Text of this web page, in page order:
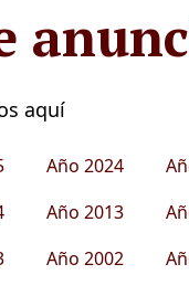
aquí
Año 2024
Año 2013
Año 2002